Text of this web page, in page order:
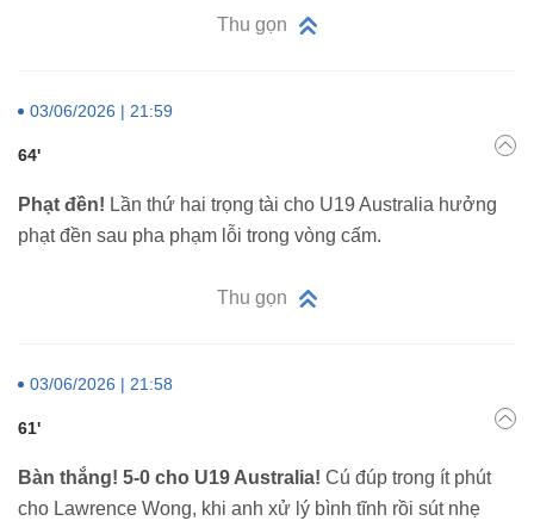
Thu gọn
03/06/2026 | 21:59
64'
Phạt đền! Lần thứ hai trọng tài cho U19 Australia hưởng
phạt đền sau pha phạm lỗi trong vòng cấm.
Thu gọn
03/06/2026 | 21:58
61'
Bàn thắng! 5-0 cho U19 Australia! Cú đúp trong ít phút
cho Lawrence Wong, khi anh xử lý bình tĩnh rồi sút nhẹ